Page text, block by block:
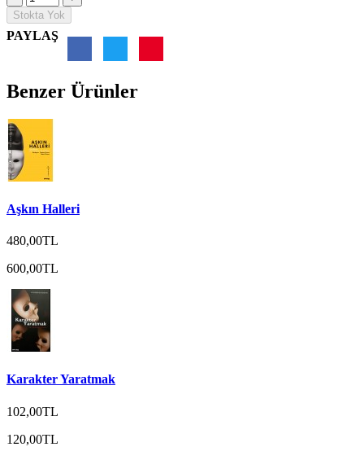
Stokta Yok
PAYLAŞ
Benzer Ürünler
Aşkın Halleri
480,00TL
600,00TL
Karakter Yaratmak
102,00TL
120,00TL